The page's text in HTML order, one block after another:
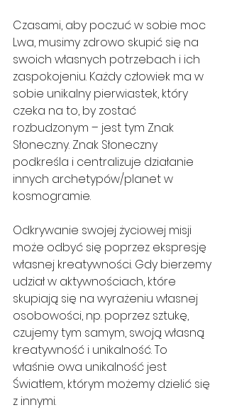
Czasami, aby poczuć w sobie moc
Lwa, musimy zdrowo skupić się na
swoich własnych potrzebach i ich
zaspokojeniu. Każdy człowiek ma w
sobie unikalny pierwiastek, który
czeka na to, by zostać
rozbudzonym – jest tym Znak
Słoneczny. Znak Słoneczny
podkreśla i centralizuje działanie
innych archetypów/planet w
kosmogramie.
Odkrywanie swojej życiowej misji
może odbyć się poprzez ekspresję
własnej kreatywności. Gdy bierzemy
udział w aktywnościach, które
skupiają się na wyrażeniu własnej
osobowości, np. poprzez sztukę,
czujemy tym samym, swoją własną
kreatywność i unikalność. To
właśnie owa unikalność jest
Światłem, którym możemy dzielić się
z innymi.